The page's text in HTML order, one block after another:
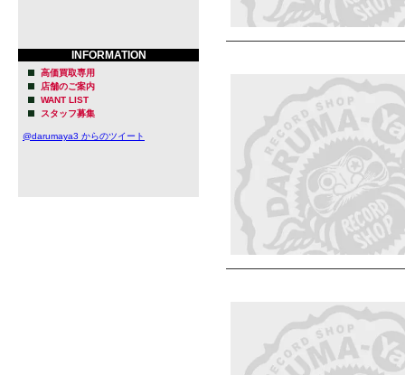
INFORMATION
高価買取専用
店舗のご案内
WANT LIST
スタッフ募集
@darumaya3 からのツイート